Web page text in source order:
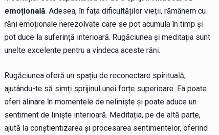
emoțională. Adesea, în fața dificultăților vieții, rămânem cu
răni emoționale nerezolvate care se pot acumula în timp și
pot duce la suferință interioară. Rugăciunea și meditația sunt
unelte excelente pentru a vindeca aceste răni.
Rugăciunea oferă un spațiu de reconectare spirituală,
ajutându-te să simți sprijinul unei forțe superioare. Ea poate
oferi alinare în momentele de neliniște și poate aduce un
sentiment de liniște interioară. Meditația, pe de altă parte,
ajută la conștientizarea și procesarea sentimentelor, oferind